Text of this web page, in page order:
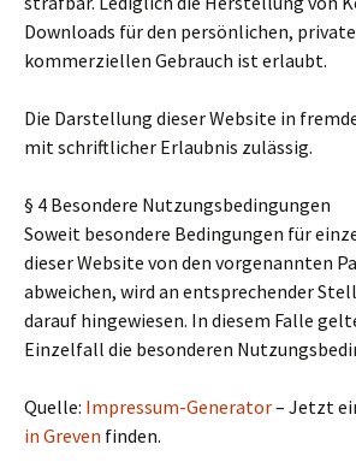
Downloads für den persönlichen,
kommerziellen Gebrauch ist erlaubt.
Die Darstellung dieser Website in
mit schriftlicher Erlaubnis zulässig.
§ 4 Besondere Nutzungsbedingungen
Soweit besondere Bedingungen für
dieser Website von den vorgenannten
abweichen, wird an entsprechender
darauf hingewiesen. In diesem Falle
Einzelfall die besonderen
Quelle: Impressum-Generator– Jetzt
in Greven finden.